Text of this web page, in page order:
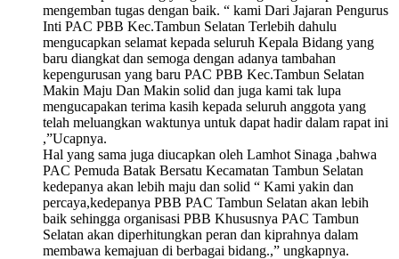
mengemban tugas dengan baik. “ kami Dari Jajaran Pengurus
Inti PAC PBB Kec.Tambun Selatan Terlebih dahulu
mengucapkan selamat kepada seluruh Kepala Bidang yang
baru diangkat dan semoga dengan adanya tambahan
kepengurusan yang baru PAC PBB Kec.Tambun Selatan
Makin Maju Dan Makin solid dan juga kami tak lupa
mengucapakan terima kasih kepada seluruh anggota yang
telah meluangkan waktunya untuk dapat hadir dalam rapat ini
,”Ucapnya.
Hal yang sama juga diucapkan oleh Lamhot Sinaga ,bahwa
PAC Pemuda Batak Bersatu Kecamatan Tambun Selatan
kedepanya akan lebih maju dan solid “ Kami yakin dan
percaya,kedepanya PBB PAC Tambun Selatan akan lebih
baik sehingga organisasi PBB Khususnya PAC Tambun
Selatan akan diperhitungkan peran dan kiprahnya dalam
membawa kemajuan di berbagai bidang.,” ungkapnya.